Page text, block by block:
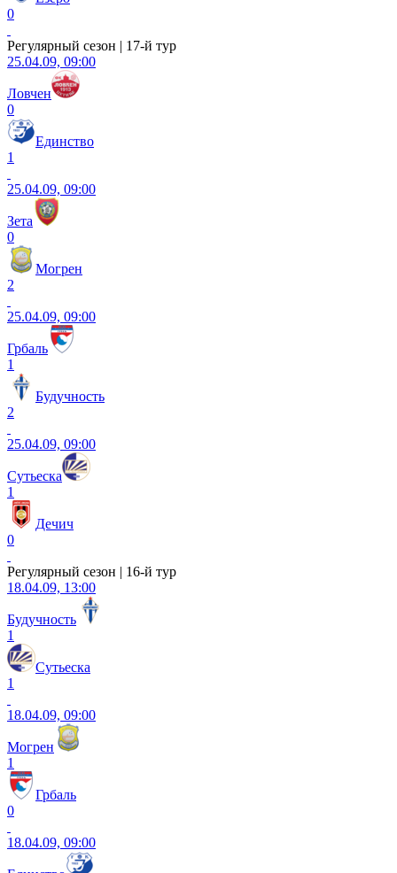
0
Регулярный сезон | 17-й тур
25.04.09, 09:00
Ловчен
0
Единство
1
25.04.09, 09:00
Зета
0
Могрен
2
25.04.09, 09:00
Грбаль
1
Будучность
2
25.04.09, 09:00
Сутьеска
1
Дечич
0
Регулярный сезон | 16-й тур
18.04.09, 13:00
Будучность
1
Сутьеска
1
18.04.09, 09:00
Могрен
1
Грбаль
0
18.04.09, 09:00